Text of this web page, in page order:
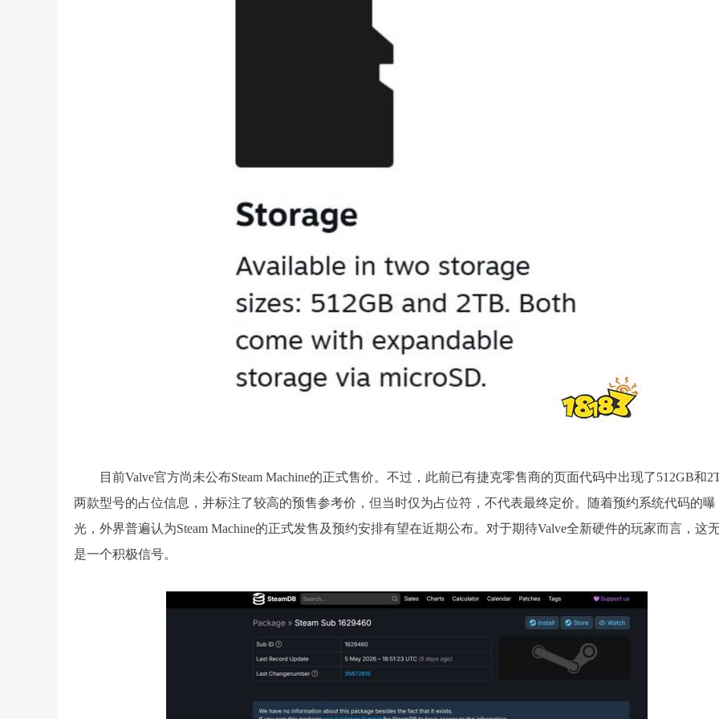
目前Valve官方尚未公布Steam Machine的正式售价。不过，此前已有捷克零售商的页面代码中出现了512GB和
两款型号的占位信息，并标注了较高的预售参考价，但当时仅为占位符，不代表最终定价。随着预约系统代码的曝
光，外界普遍认为Steam Machine的正式发售及预约安排有望在近期公布。对于期待Valve全新硬件的玩家而言，这
是一个积极信号。